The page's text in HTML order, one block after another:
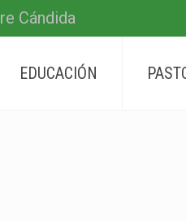
Cándida
EDUCACIÓN